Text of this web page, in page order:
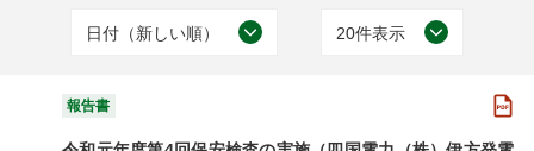
(12)
日付（新しい順） 20件表示
報告書